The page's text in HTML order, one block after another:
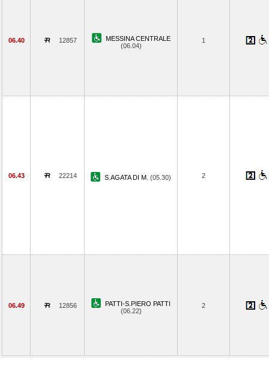
06.40 12857
MESSINA CENTRALE
(06.04)
1
06.43 22214 S.AGATA DI M. (05.30) 2
06.49 12856
PATTI-S.PIERO PATTI
(06.22)
2